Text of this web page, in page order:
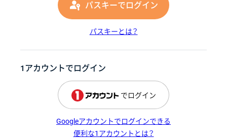
パスキーでログイン
パスキーとは？
1アカウントでログイン
でログイン
Googleアカウントでログインできる
便利な1アカウントとは？